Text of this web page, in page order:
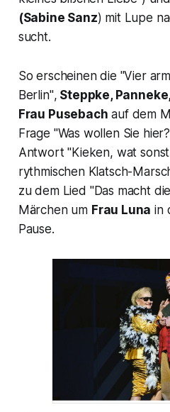
(Sabine Sanz) mit Lupe
sucht.
So erscheinen die "Vier
Berlin", Steppke,
Frau Pusebach auf dem
Frage "Was wollen Sie
Antwort"Kieken, wat
rythmischen Klatsch-
zu dem Lied "Das macht
Märchen um Frau Luna in
Pause.